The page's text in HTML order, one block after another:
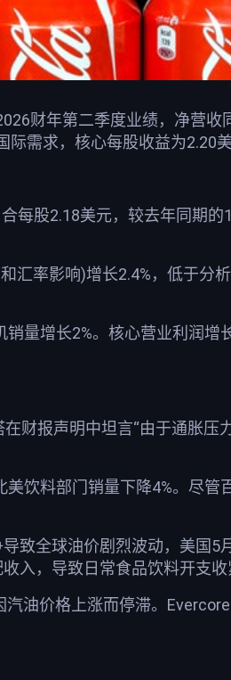
财年第二季度业绩，净营收
需求，核心每股收益为2.20
每股2.18美元，较去年同期
率影响)增长2.4%，低于分
量增长2%。核心营业利润增
财报声明中坦言“由于通胀
饮料部门销量下降4%。尽
致全球油价剧烈波动，美国5
入，导致日常食品饮料开支收
油价格上涨而停滞。